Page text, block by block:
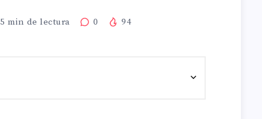
5 min de lectura 0 94